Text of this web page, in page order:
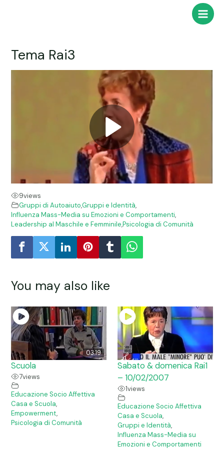
Main
Tema Rai3
9views
Gruppi di Autoaiuto,Gruppi e Identità,
Influenza Mass-Media su Emozioni e Comportamenti,
Leadership al Maschile e Femminile,Psicologia di Comunità
You may also like
03:19
Scuola
7views
Educazione Socio Affettiva
Casa e Scuola,
Empowerment,
Psicologia di Comunità
Sabato & domenica Rai1
– 10/02/2007
1views
Educazione Socio Affettiva
Casa e Scuola,
Gruppi e Identità,
Influenza Mass-Media su
Emozioni e Comportamenti